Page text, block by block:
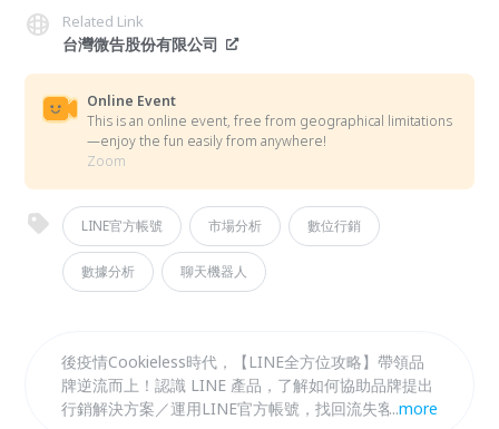
Related Link
台灣微告股份有限公司
Online Event
This is an online event, free from geographical limitations
—enjoy the fun easily from anywhere!
Zoom
LINE官方帳號 市場分析 數位行銷
數據分析 聊天機器人
後疫情Cookieless時代，【LINE全方位攻略】帶領品
牌逆流而上！認識 LINE 產品，了解如何協助品牌提出
行銷解決方案／運用LINE官方帳號，找回流失客群，
...more